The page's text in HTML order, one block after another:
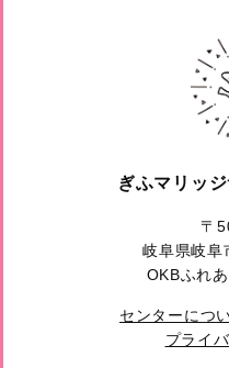
ぎふマリッ
〒
岐阜県岐
OKBふれ
センターにつ
プライ